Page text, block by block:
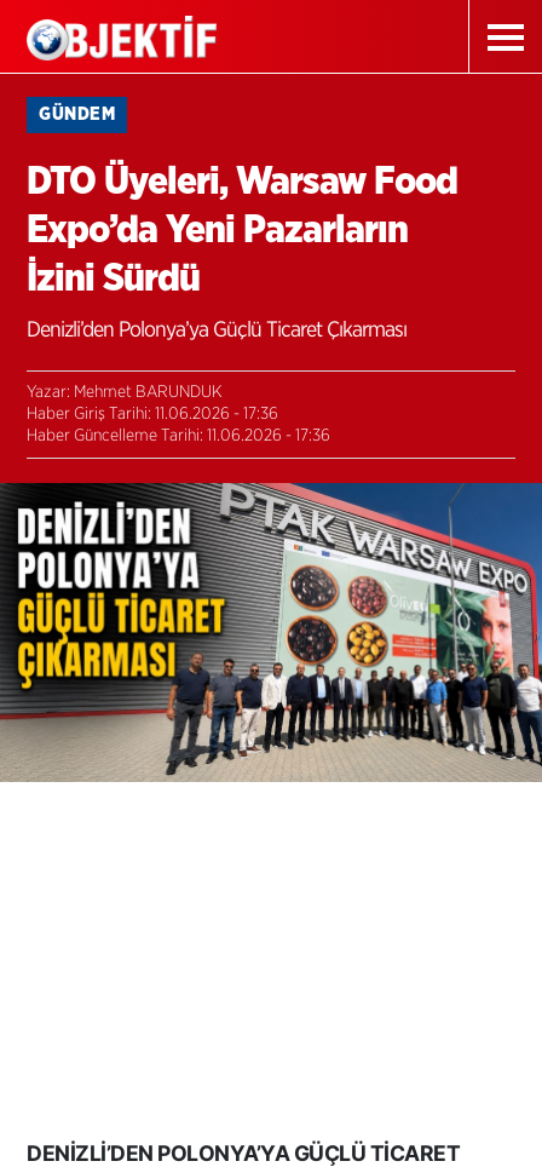
GÜNDEM
DTO Üyeleri, Warsaw Food
Expo’da Yeni Pazarların
İzini Sürdü
Denizli’den Polonya’ya Güçlü Ticaret Çıkarması
Yazar: Mehmet BARUNDUK
Haber Giriş Tarihi: 11.06.2026 - 17:36
Haber Güncelleme Tarihi: 11.06.2026 - 17:36
DENİZLİ’DEN POLONYA’YA GÜÇLÜ TİCARET